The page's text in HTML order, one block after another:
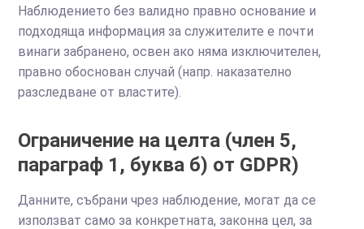
Наблюдението без валидно правно основание и
подходяща информация за служителите е почти
винаги забранено, освен ако няма изключителен,
правно обоснован случай (напр. наказателно
разследване от властите).
Ограничение на целта (член 5,
параграф 1, буква б) от GDPR)
Данните, събрани чрез наблюдение, могат да се
използват само за конкретната, законна цел, за